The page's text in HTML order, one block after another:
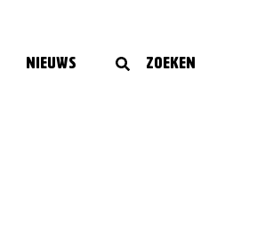
Nieuws Zoeken